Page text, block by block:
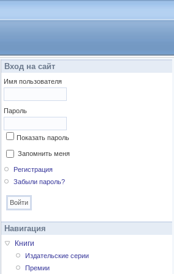
Вход на сайт
Имя пользователя
Пароль
Показать пароль
Запомнить меня
Регистрация
Забыли пароль?
Навигация
Книги
Издательские серии
Премии